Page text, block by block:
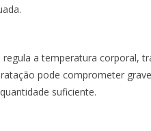
regula a temperatura corporal,
pode comprometer
suficiente.